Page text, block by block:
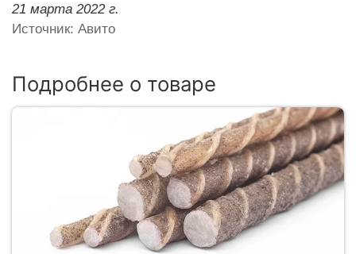
21 марта 2022 г.
Источник: Авито
Подробнее о товаре